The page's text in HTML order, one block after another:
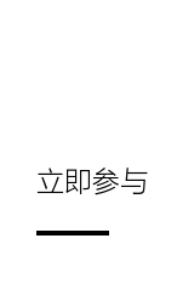
立即参与